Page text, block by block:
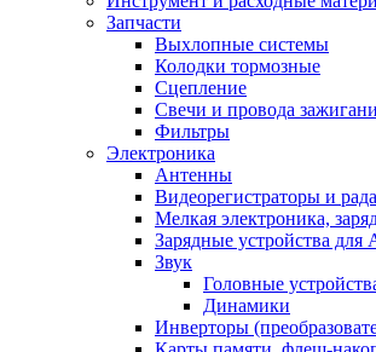
Запчасти
Выхлопные системы
Колодки тормозные
Сцепление
Свечи и провода
Фильтры
Электроника
Антенны
Видеорегистраторы и
Мелкая электроника,
Зарядные устройства для
Звук
Головные
Динамики
Инверторы